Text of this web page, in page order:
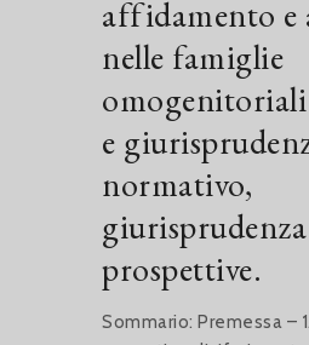
affidamento e
nelle famiglie
e
normativo,
prospettive.
Sommario: Premessa –